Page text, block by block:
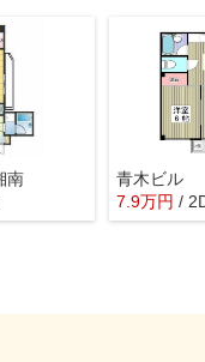
南
青木ビル
7.9万円 /